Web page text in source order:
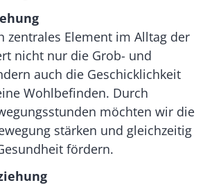
zentrales Element im Alltag der
nicht nur die Grob- und
auch die Geschicklichkeit
Wohlbefinden. Durch
möchten wir die
stärken und gleichzeitig
fördern.